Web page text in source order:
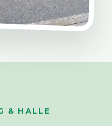
& HALLE